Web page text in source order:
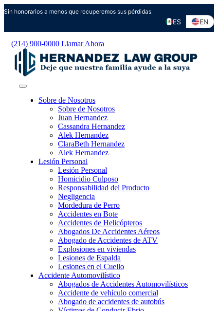
Ir
al
Sin honorarios a menos que recuperemos sus pérdidas
ES EN
(214) 900-0000 Llamar Ahora
Sobre de Nosotros
Sobre de Nosotros
Juan Hernandez
Cassandra Hernandez
Alek Hernandez
ClaraBeth Hernandez
Alek Hernandez
Lesión Personal
Lesión Personal
Homicidio Culposo
Responsabilidad del Producto
Negligencia
Mordedura de Perro
Accidentes en Bote
Accidentes de Helicópteros
Abogados De Accidentes Aéreos
Abogado de Accidentes de ATV
Explosiones en viviendas
Lesiones de Espalda
Lesiones en el Cuello
Accidente Automovilístico
Abogados de Accidentes Automovilísticos
Accidente de vehículo comercial
Abogado de accidentes de autobús